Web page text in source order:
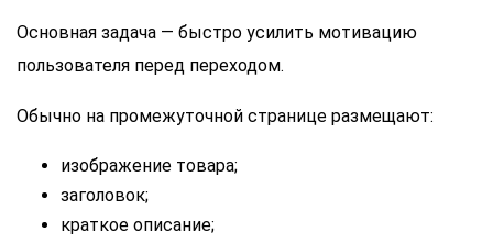
Основная задача — быстро усилить мотивацию
пользователя перед переходом.
Обычно на промежуточной странице размещают:
изображение товара;
заголовок;
краткое описание;